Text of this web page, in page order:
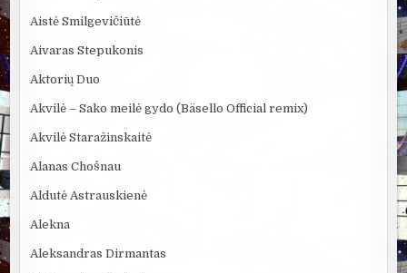
Aistė Smilgevičiūtė
Aivaras Stepukonis
Aktorių Duo
Akvilė – Sako meilė gydo (Bäsello Official remix)
Akvilė Staražinskaitė
Alanas Chošnau
Aldutė Astrauskienė
Alekna
Aleksandras Dirmantas